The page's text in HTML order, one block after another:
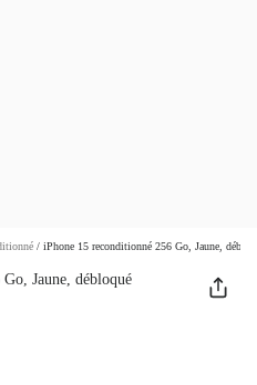
/ iPhone 15 reconditionné 256 Go, Jaune,
Jaune, débloqué